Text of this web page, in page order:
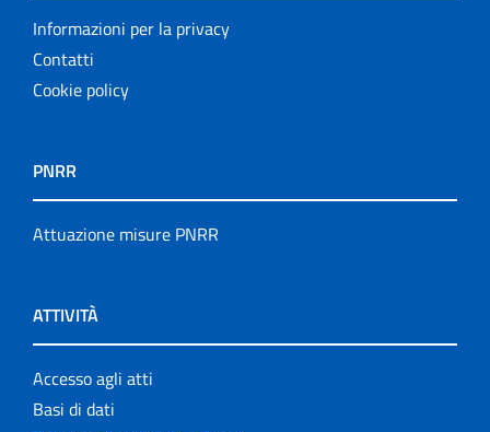
Informazioni per la privacy
Contatti
Cookie policy
PNRR
Attuazione misure PNRR
ATTIVITÀ
Accesso agli atti
Basi di dati